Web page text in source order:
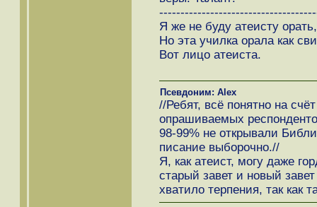
Я же не буду атеисту
Но эта училка орала как
Вот лицо атеиста.
Псевдоним: Alex
//Ребят, всё понятно на
опрашиваемых
98-99% не открывали
писание выборочно.//
Я, как атеист, могу даже
старый завет и новый
хватило терпения, так как